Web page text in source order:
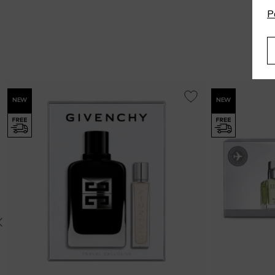
NEW NEW